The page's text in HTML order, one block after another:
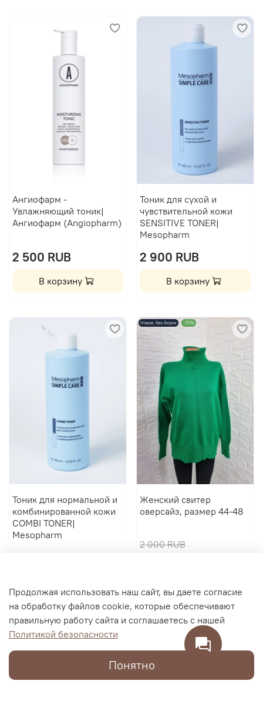
Ангиофарм -
Увлажняющий тоник|
Ангиофарм (Angiopharm)
2 500 RUB
В корзину
Тоник для сухой и
чувствительной кожи
SENSITIVE TONER|
Mesopharm
2 900 RUB
В корзину
Тоник для нормальной и
комбинированной кожи
COMBI TONER|
Mesopharm
Новое, без бирки -70%
Женский свитер
оверсайз, размер 44-48
2 000 RUB
Продолжая использовать наш сайт, вы даете согласие
на обработку файлов cookie, которые обеспечивают
правильную работу сайта и соглашаетесь с нашей
Политикой безопасности
Понятно